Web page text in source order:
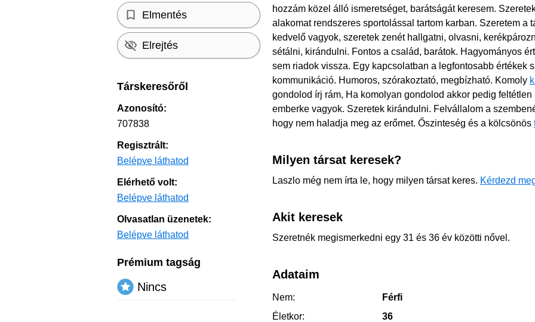
hozzám közel álló ismeretséget, barátságát keresem.
alakomat rendszeres sportolással tartom karban. Szeretem a
kedvelő vagyok, szeretek zenét hallgatni, olvasni,
sétálni, kirándulni. Fontos a család, barátok. Hagyományos
sem riadok vissza. Egy kapcsolatban a legfontosabb értékek
kommunikáció. Humoros, szórakoztató, megbízható. Komoly
gondolod írj rám, Ha komolyan gondolod akkor pedig
emberke vagyok. Szeretek kirándulni. Felvállalom a
hogy nem haladja meg az erőmet. Őszinteség és a kölcsönös
Milyen társat keresek?
Laszlo még nem írta le, hogy milyen társat keres. Kérdezd
Akit keresek
Szeretnék megismerkedni egy 31 és 36 év közötti nővel.
Adataim
Nem:
Férfi
Életkor:
36
Elmentés
Elrejtés
Társkeresőről
Azonosító:
707838
Regisztrált:
Belépve láthatod
Elérhető volt:
Belépve láthatod
Olvasatlan üzenetek:
Belépve láthatod
Prémium tagság
Nincs